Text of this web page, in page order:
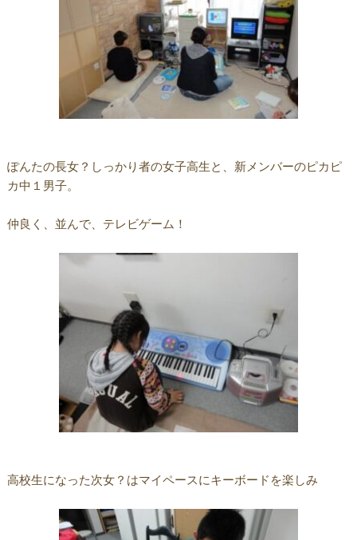
ぽんたの長女？しっかり者の女子高生と、新メンバーのピカピ
カ中１男子。
仲良く、並んで、テレビゲーム！
高校生になった次女？はマイペースにキーボードを楽しみ